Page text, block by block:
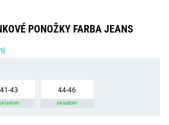
PONOŽKY FARBA JEANS
41-43 44-46
skladom